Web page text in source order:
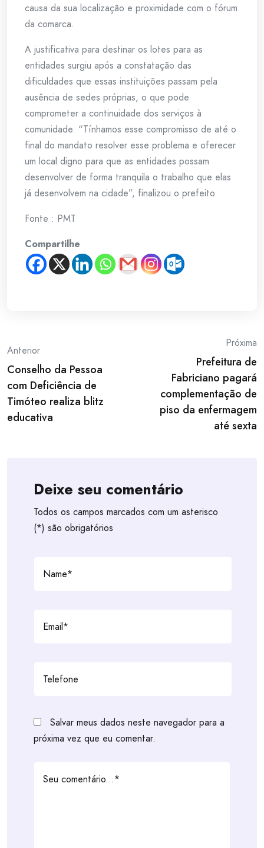
causa da sua localização e proximidade com o fórum
da comarca.
A justificativa para destinar os lotes para as
entidades surgiu após a constatação das
dificuldades que essas instituições passam pela
ausência de sedes próprias, o que pode
comprometer a continuidade dos serviços à
comunidade. “Tínhamos esse compromisso de até o
final do mandato resolver esse problema e oferecer
um local digno para que as entidades possam
desenvolver de forma tranquila o trabalho que elas
já desenvolvem na cidade”, finalizou o prefeito.
Fonte : PMT
Compartilhe
Post
navigation
Anterior
Conselho da Pessoa
com Deficiência de
Timóteo realiza blitz
educativa
Próxima
Prefeitura de
Fabriciano pagará
complementação de
piso da enfermagem
até sexta
Deixe seu comentário
Todos os campos marcados com um asterisco
(*) são obrigatórios
Salvar meus dados neste navegador para a
próxima vez que eu comentar.